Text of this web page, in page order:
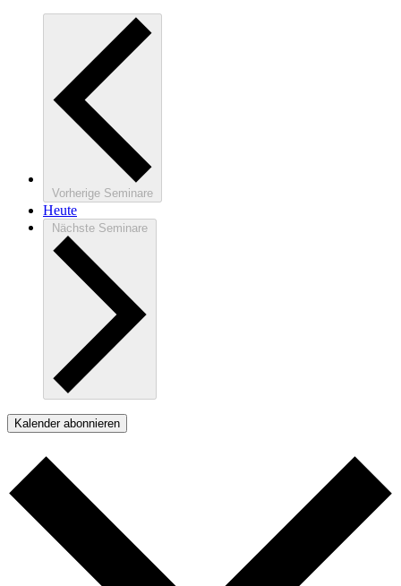
Vorherige Seminare
Heute
Nächste Seminare
Kalender abonnieren